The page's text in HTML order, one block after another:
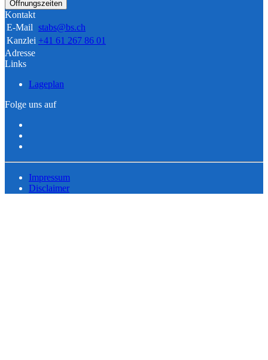
Öffnungszeiten
Kontakt
E-Mail stabs@bs.ch
Kanzlei +41 61 267 86 01
Adresse
Links
Lageplan
Folge uns auf
Impressum
Disclaimer